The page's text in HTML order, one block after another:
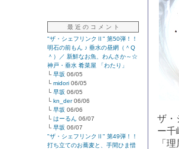
最 近 の コ メ ン ト
"ザ・シェフリンクⅡ" 第50弾！！
明石の前もん ♪ 垂水の昼網（＾Q
＾）／ 新鮮なお魚、わんさか～☆
神戸・垂水 肴菜屋 「わたり」
└ 早坂 06/05
└ midori 06/05
└ 早坂 06/05
└ kn_der06/06
└ 早坂 06/06
└ はーるん 06/07
└ 早坂 06/07
"ザ・シェフリンクⅡ" 第49弾！！
打ち立てのお蕎麦と、手間ひま惜
ザ・
ー千
「